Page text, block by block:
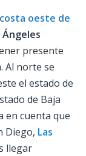
oeste de
Ángeles
presente
Al norte se
el estado de
de Baja
en cuenta que
Diego, Las
llegar